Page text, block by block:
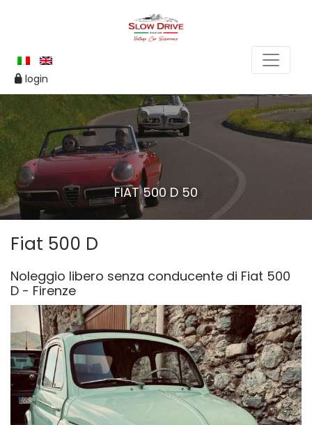
login
FIAT 500 D 50
Fiat 500 D
Noleggio libero senza conducente di Fiat 500
D - Firenze